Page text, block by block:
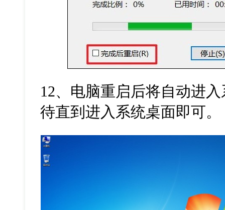
12、电脑重启后将自动进
待直到进入系统桌面即可。